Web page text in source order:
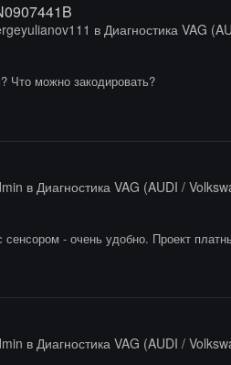
в Диагностика VAG
Что можно закодировать?
в Диагностика VAG (AUDI /
- очень удобно. Проект
в Диагностика VAG (AUDI /